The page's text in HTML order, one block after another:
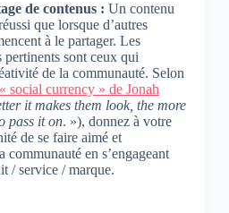
de contenus : Un contenu
que lorsque d’autres
à le partager. Les
pertinents sont ceux qui
de la communauté. Selon
social currency » de Jonah
it makes them look, the more
pass it on. »), donnez à votre
de se faire aimé et
communauté en s’engageant
/ service / marque.